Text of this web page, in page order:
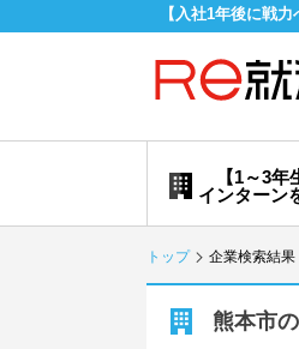
【入社1年後に戦
【1～3年
インターン
トップ 企業検索結果
熊本市